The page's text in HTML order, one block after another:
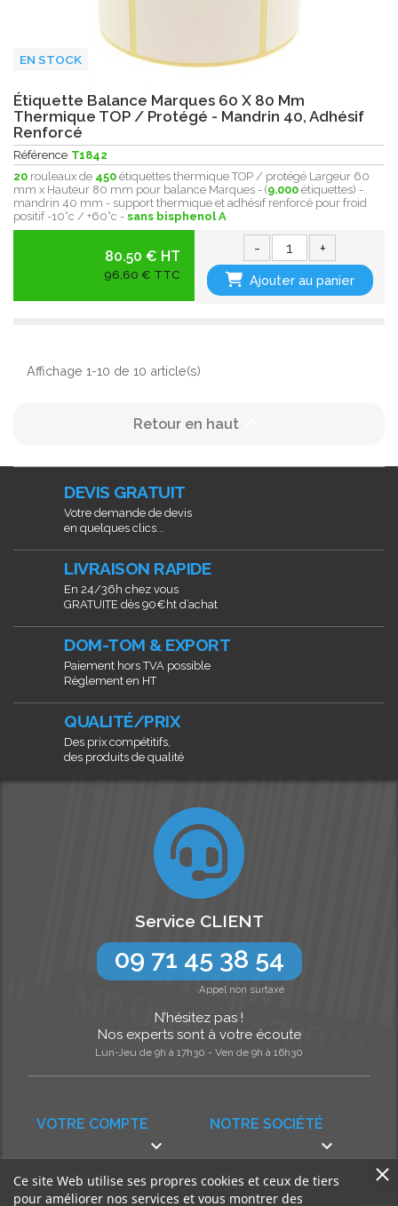
EN STOCK
Étiquette Balance Marques 60 X 80 Mm
Thermique TOP / Protégé - Mandrin 40, Adhésif
Renforcé
Référence T1842
20 rouleaux de 450 étiquettes thermique TOP / protégé Largeur 60
mm x Hauteur 80 mm pour balance Marques - (9.000 étiquettes) -
mandrin 40 mm - support thermique et adhésif renforcé pour froid
positif -10°c / +60°c - sans bisphenol A
80.50 € HT
96,60 € TTC
- +
Ajouter au panier
Affichage 1-10 de 10 article(s)
Retour en haut
DEVIS GRATUIT
Votre demande de devis
en quelques clics...
LIVRAISON RAPIDE
En 24/36h chez vous
GRATUITE dès 90€ht d’achat
DOM-TOM & EXPORT
Paiement hors TVA possible
Règlement en HT
QUALITÉ/PRIX
Des prix compétitifs,
des produits de qualité
NOTRE SOCIÉTÉ

VOTRE COMPTE

Service CLIENT
09 71 45 38 54
Appel non surtaxé
N’hésitez pas !
Nos experts sont à votre écoute
Lun-Jeu de 9h à 17h30 - Ven de 9h à 16h30
Ce site Web utilise ses propres cookies et ceux de tiers
pour améliorer nos services et vous montrer des